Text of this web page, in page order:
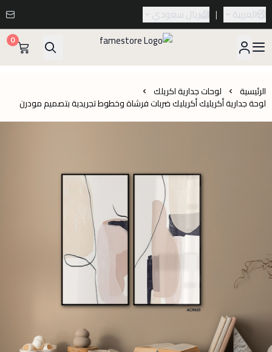
العربية | ريال سعودي
0
الرئيسية لوحات جدارية اكريلك
لوحة جدارية أكريليك أكريليك ضربات فرشاة وخطوط تجريدية بتصميم مودرن